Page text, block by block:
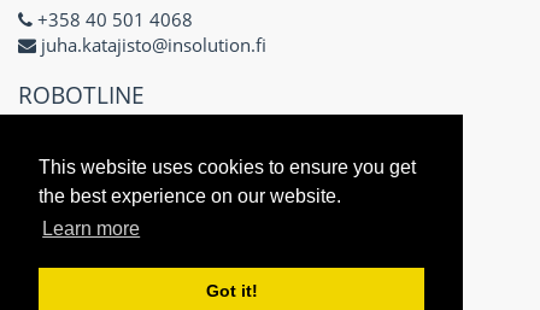
This website uses cookies to ensure you get
the best experience on our website.
Learn more
Got it!
+358 40 501 4068
juha.katajisto@insolution.fi
ROBOTLINE
Näsilinnankatu 48 E
33200 Tampere